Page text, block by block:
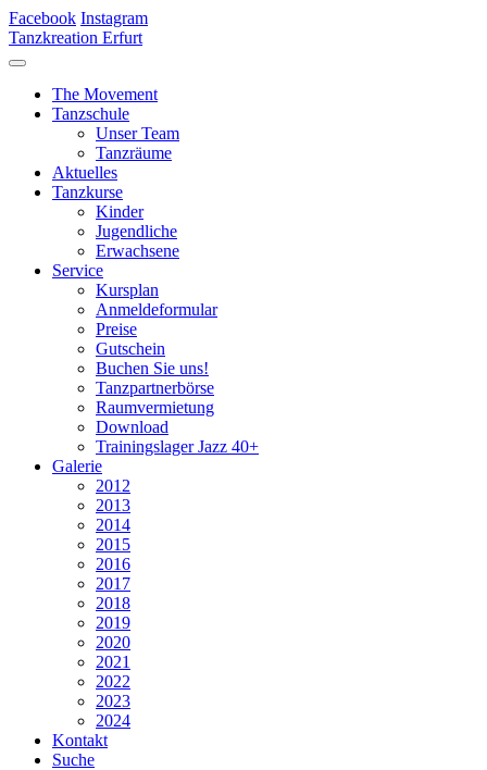
Facebook Instagram
Tanzkreation Erfurt
The Movement
Tanzschule
Unser Team
Tanzräume
Aktuelles
Tanzkurse
Kinder
Jugendliche
Erwachsene
Service
Kursplan
Anmeldeformular
Preise
Gutschein
Buchen Sie uns!
Tanzpartnerbörse
Raumvermietung
Download
Trainingslager Jazz 40+
Galerie
2012
2013
2014
2015
2016
2017
2018
2019
2020
2021
2022
2023
2024
Kontakt
Suche